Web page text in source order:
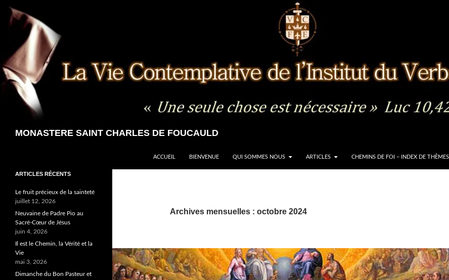
Aller
contenu
MONASTERE SAINT CHARLES DE FOUCAULD
ACCUEIL BIENVENUE QUI SOMMES NOUS ARTICLES CHEMINS DE FOI – INDEX DE THÈMES
Archives mensuelles : octobre 2024
ARTICLES RÉCENTS
Le fruit précieux de la sainteté
juillet 12, 2026
Neuvaine de Padre Pio au
Sacré-Cœur de Jésus
juin 4, 2026
Il est le Chemin, la Vérité et la
Vie
mai 3, 2026
Dimanche du Bon Pasteur et